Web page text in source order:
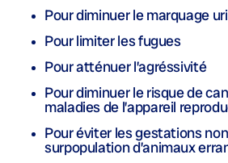
Pour diminuer le marquage
Pour limiter les fugues
Pour atténuer l’agréssivité
Pour diminuer le risque de
maladies de l’appareil
Pour éviter les gestations
surpopulation d’animaux